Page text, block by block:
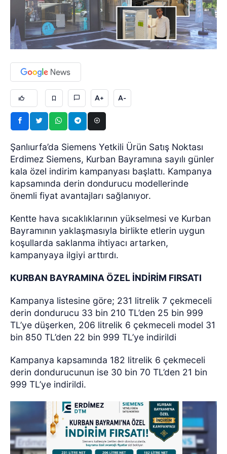
A+ A-
Şanlıurfa’da Siemens Yetkili Ürün Satış Noktası
Erdimez Siemens, Kurban Bayramına sayılı günler
kala özel indirim kampanyası başlattı. Kampanya
kapsamında derin dondurucu modellerinde
önemli fiyat avantajları sağlanıyor.
Kentte hava sıcaklıklarının yükselmesi ve Kurban
Bayramının yaklaşmasıyla birlikte etlerin uygun
koşullarda saklanma ihtiyacı artarken,
kampanyaya ilgiyi arttırdı.
KURBAN BAYRAMINA ÖZEL İNDİRİM FIRSATI
Kampanya listesine göre; 231 litrelik 7 çekmeceli
derin dondurucu 33 bin 210 TL’den 25 bin 999
TL’ye düşerken, 206 litrelik 6 çekmeceli model 31
bin 850 TL’den 22 bin 999 TL’ye indirildi
Kampanya kapsamında 182 litrelik 6 çekmeceli
derin dondurucunun ise 30 bin 70 TL’den 21 bin
999 TL’ye indirildi.